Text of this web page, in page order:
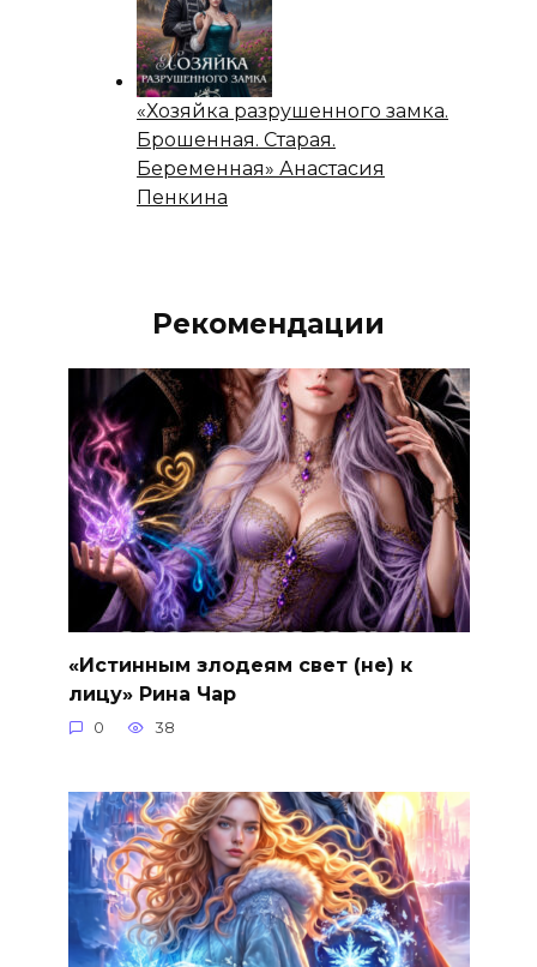
«Хозяйка разрушенного замка.
Брошенная. Старая.
Беременная» Анастасия
Пенкина
Рекомендации
«Истинным злодеям свет (не) к
лицу» Рина Чар
0 38